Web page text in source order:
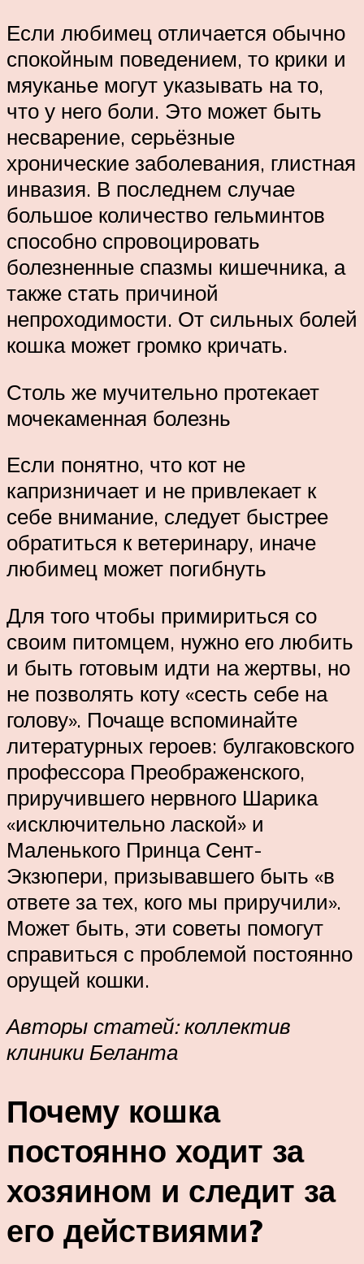
Если любимец отличается обычно
спокойным поведением, то крики и
мяуканье могут указывать на то,
что у него боли. Это может быть
несварение, серьёзные
хронические заболевания, глистная
инвазия. В последнем случае
большое количество гельминтов
способно спровоцировать
болезненные спазмы кишечника, а
также стать причиной
непроходимости. От сильных болей
кошка может громко кричать.
Столь же мучительно протекает
мочекаменная болезнь
Если понятно, что кот не
капризничает и не привлекает к
себе внимание, следует быстрее
обратиться к ветеринару, иначе
любимец может погибнуть
Для того чтобы примириться со
своим питомцем, нужно его любить
и быть готовым идти на жертвы, но
не позволять коту «сесть себе на
голову». Почаще вспоминайте
литературных героев: булгаковского
профессора Преображенского,
приручившего нервного Шарика
«исключительно лаской» и
Маленького Принца Сент-
Экзюпери, призывавшего быть «в
ответе за тех, кого мы приручили».
Может быть, эти советы помогут
справиться с проблемой постоянно
орущей кошки.
Авторы статей: коллектив
клиники Беланта
Почему кошка
постоянно ходит за
хозяином и следит за
его действиями?